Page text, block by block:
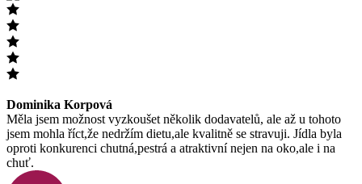
Dominika Korpová
Měla jsem možnost vyzkoušet několik dodavatelů, ale až u tohoto
jsem mohla říct,že nedržím dietu,ale kvalitně se stravuji. Jídla byla
oproti konkurenci chutná,pestrá a atraktivní nejen na oko,ale i na
chuť.